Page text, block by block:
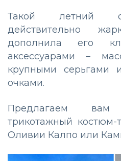
Такой летний
действительно
дополнила его
аксессуарами –
крупными серьгами
очками.
Предлагаем
трикотажный костюм-
Оливии Калпо или